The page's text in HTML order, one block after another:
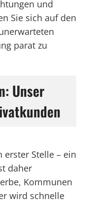
und
Sie sich auf den
parat zu
Unser
erster Stelle – ein
daher
Kommunen
wird schnelle